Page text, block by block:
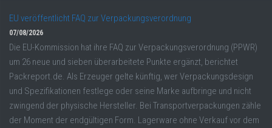
EU veröffentlicht FAQ zur Verpackungsverordnung
07/08/2026
Die EU-Kommission hat ihre FAQ zur Verpackungsverordnung (PPWR)
um 26 neue und sieben überarbeitete Punkte ergänzt, berichtet
Packreport.de. Als Erzeuger gelte künftig, wer Verpackungsdesign
und Spezifikationen festlege oder seine Marke aufbringe und nicht
zwingend der physische Hersteller. Bei Transportverpackungen zähle
der Moment der endgültigen Form. Lagerware ohne Verkauf vor dem